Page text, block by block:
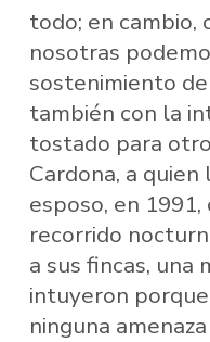
todo; en cambio,
nosotras
sostenimiento
también con la
tostado para
Cardona, a quien
esposo, en
recorrido
a sus fincas, una
intuyeron
ninguna